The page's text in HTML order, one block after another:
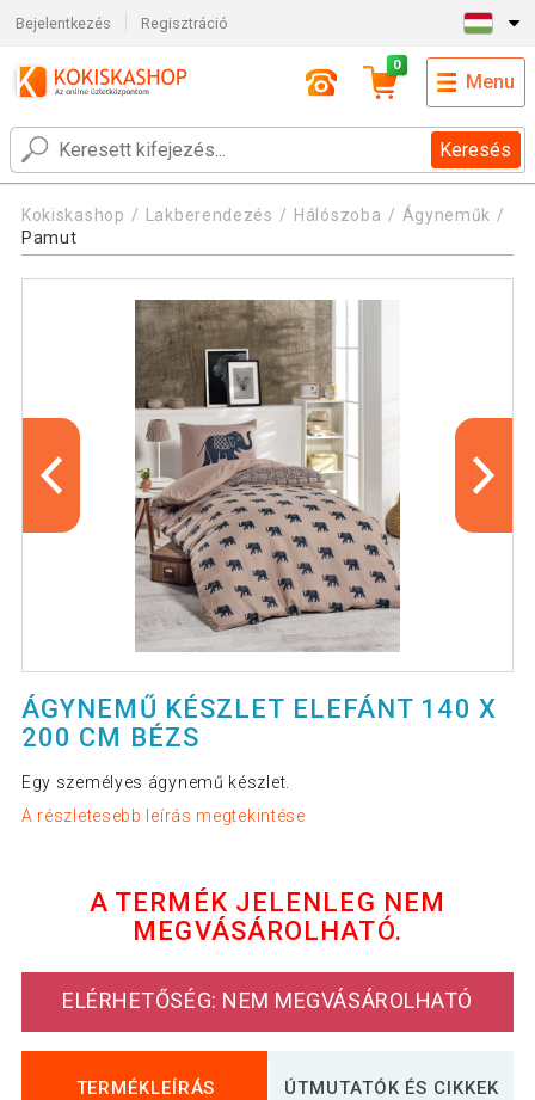
Bejelentkezés Regisztráció
Keresés
0
Menu
Kokiskashop Lakberendezés Hálószoba
Ágyneműk
Pamut
ÁGYNEMŰ KÉSZLET ELEFÁNT 140 X
200 CM BÉZS
Egy személyes ágynemű készlet.
A részletesebb leírás megtekintése
A TERMÉK JELENLEG NEM
MEGVÁSÁROLHATÓ.
ELÉRHETŐSÉG: NEM MEGVÁSÁROLHATÓ
TERMÉKLEÍRÁS ÚTMUTATÓK ÉS CIKKEK